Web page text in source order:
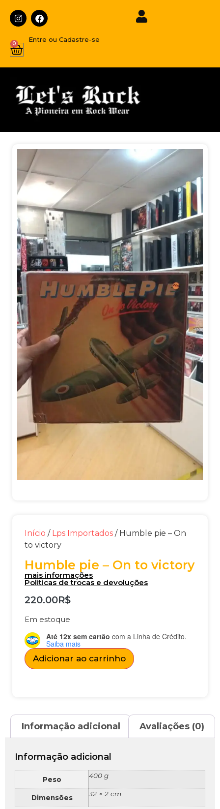
Entre ou Cadastre-se
0
Início / Lps Importados / Humble pie – On
to victory
Humble pie – On to victory
mais informações
Politicas de trocas e devoluções
220.00R$
Em estoque
Até 12x sem cartão com a Linha de Crédito.
Saiba mais
Adicionar ao carrinho
Informação adicional Avaliações (0)
Informação adicional
Peso 400 g
Dimensões 32 × 2 cm